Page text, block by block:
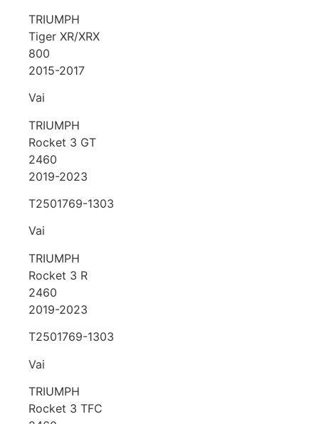
TRIUMPH
Tiger XR/XRX
800
2015-2017
Vai
TRIUMPH
Rocket 3 GT
2460
2019-2023
T2501769-1303
Vai
TRIUMPH
Rocket 3 R
2460
2019-2023
T2501769-1303
Vai
TRIUMPH
Rocket 3 TFC